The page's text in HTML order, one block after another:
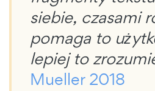
siebie, czasami
pomaga to
lepiej to
Mueller 2018